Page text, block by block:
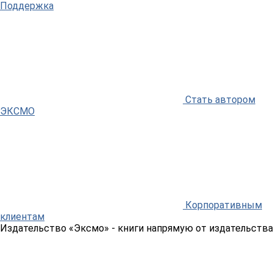
Поддержка
Стать автором
ЭКСМО
Корпоративным
клиентам
Издательство «Эксмо» - книги напрямую от издательства